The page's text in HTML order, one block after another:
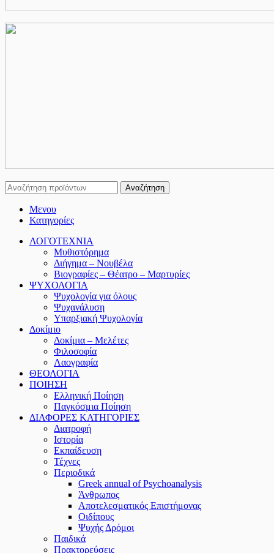
Αναζήτηση
Μενου
Κατηγορίες
ΛΟΓΟΤΕΧΝΙΑ
Μυθιστόρημα
Διήγημα – Νουβέλα
Βιογραφίες – Θέατρο – Μαρτυρίες
ΨΥΧΟΛΟΓΙΑ
Ψυχολογία για όλους
Ψυχανάλυση
Υπαρξιακή Ψυχολογία
Δοκίμιο
Δοκίμια – Μελέτες
Φιλοσοφία
Λαογραφία
ΘΕΟΛΟΓΙΑ
ΠΟΙΗΣΗ
Ελληνική Ποίηση
Παγκόσμια Ποίηση
ΔΙΑΦΟΡΕΣ ΚΑΤΗΓΟΡΙΕΣ
Διατροφή
Ιστορία
Εκπαίδευση
Τέχνες
Περιοδικά
Greek annual of Psychoanalysis
Άνθρωπος
Αποτελεσματικός Επιστήμονας
Οιδίπους
Ψυχής Δρόμοι
Παιδικά
Πρακτoρεύσεις